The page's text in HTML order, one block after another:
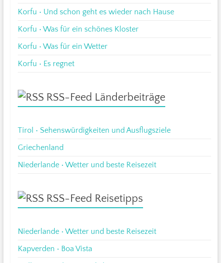
Korfu • Und schon geht es wieder nach Hause
Korfu • Was für ein schönes Kloster
Korfu • Was für ein Wetter
Korfu • Es regnet
RSS-Feed Länderbeiträge
Tirol • Sehenswürdigkeiten und Ausflugsziele
Griechenland
Niederlande • Wetter und beste Reisezeit
RSS-Feed Reisetipps
Niederlande • Wetter und beste Reisezeit
Kapverden • Boa Vista